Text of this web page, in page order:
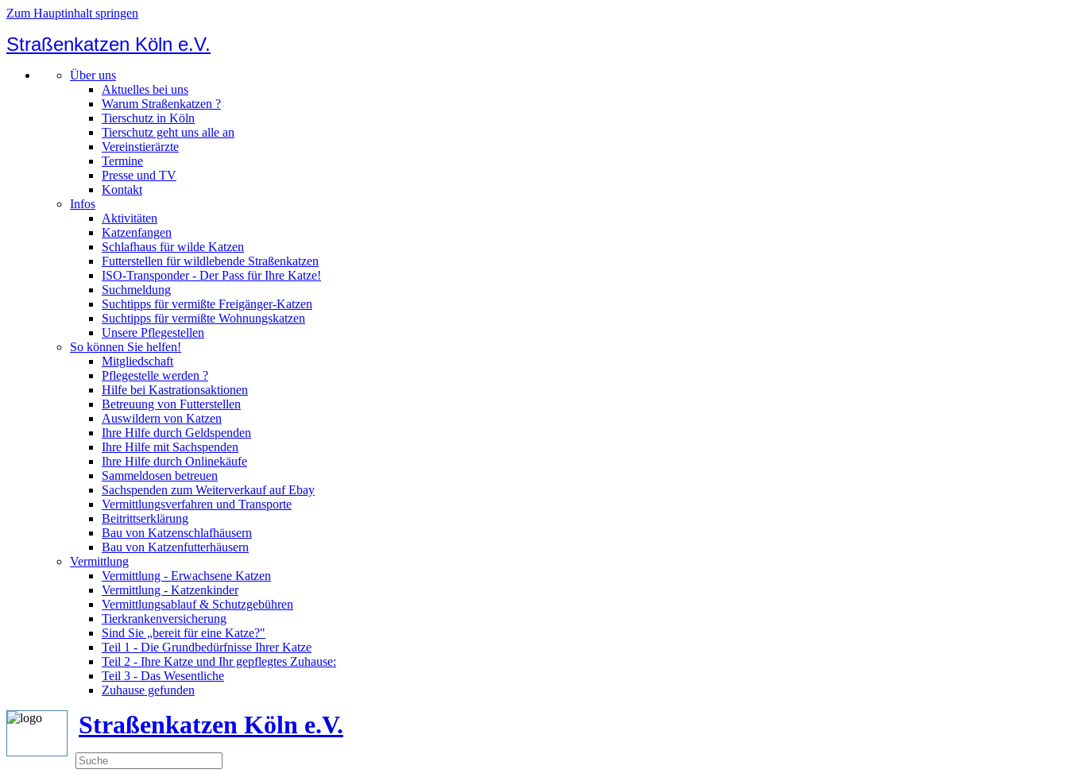
Zum Hauptinhalt springen
Straßenkatzen Köln e.V.
Über uns
Aktuelles bei uns
Warum Straßenkatzen ?
Tierschutz in Köln
Tierschutz geht uns alle an
Vereinstierärzte
Termine
Presse und TV
Kontakt
Infos
Aktivitäten
Katzenfangen
Schlafhaus für wilde Katzen
Futterstellen für wildlebende Straßenkatzen
ISO-Transponder - Der Pass für Ihre Katze!
Suchmeldung
Suchtipps für vermißte Freigänger-Katzen
Suchtipps für vermißte Wohnungskatzen
Unsere Pflegestellen
So können Sie helfen!
Mitgliedschaft
Pflegestelle werden ?
Hilfe bei Kastrationsaktionen
Betreuung von Futterstellen
Auswildern von Katzen
Ihre Hilfe durch Geldspenden
Ihre Hilfe mit Sachspenden
Ihre Hilfe durch Onlinekäufe
Sammeldosen betreuen
Sachspenden zum Weiterverkauf auf Ebay
Vermittlungsverfahren und Transporte
Beitrittserklärung
Bau von Katzenschlafhäusern
Bau von Katzenfutterhäusern
Vermittlung
Vermittlung - Erwachsene Katzen
Vermittlung - Katzenkinder
Vermittlungsablauf & Schutzgebühren
Tierkrankenversicherung
Sind Sie „bereit für eine Katze?"
Teil 1 - Die Grundbedürfnisse Ihrer Katze
Teil 2 - Ihre Katze und Ihr gepflegtes Zuhause:
Teil 3 - Das Wesentliche
Zuhause gefunden
Straßenkatzen Köln e.V.